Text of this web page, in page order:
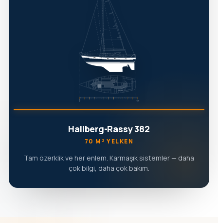
Hallberg-Rassy 382
70 M² YELKEN
Tam özerklik ve her enlem. Karmaşık sistemler — daha
çok bilgi, daha çok bakım.